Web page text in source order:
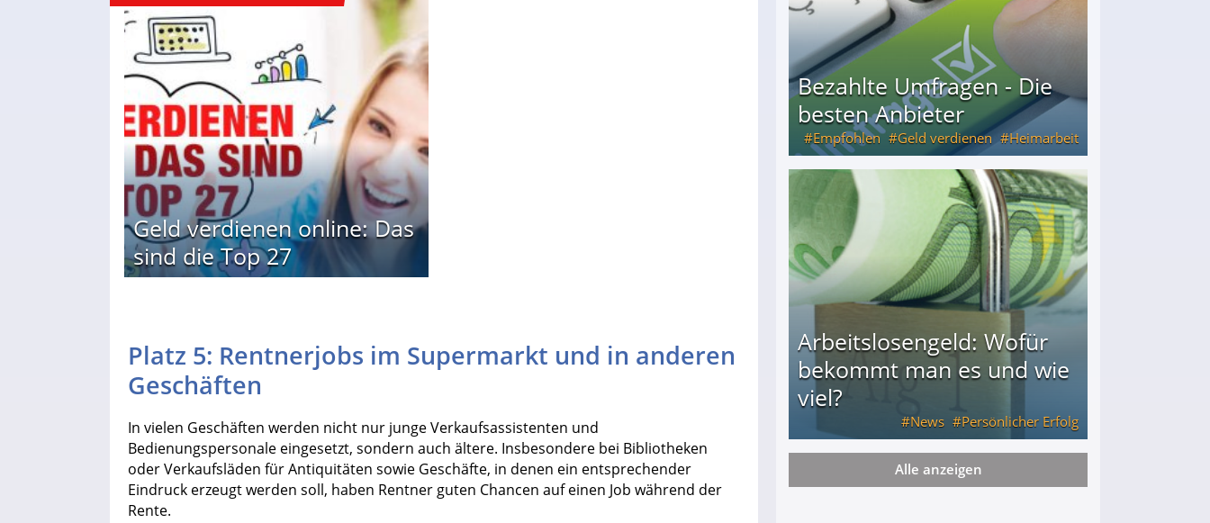
Geld verdienen online: Das
sind die Top 27
Platz 5: Rentnerjobs im Supermarkt und in anderen
Geschäften
In vielen Geschäften werden nicht nur junge Verkaufsassistenten und
Bedienungspersonale eingesetzt, sondern auch ältere. Insbesondere bei Bibliotheken
oder Verkaufsläden für Antiquitäten sowie Geschäfte, in denen ein entsprechender
Eindruck erzeugt werden soll, haben Rentner guten Chancen auf einen Job während der
Rente.
Bezahlte Umfragen - Die
besten Anbieter
Empfohlen Geld verdienen Heimarbeit
Arbeitslosengeld: Wofür
bekommt man es und wie
viel?
News Persönlicher Erfolg
Arbeitslosengeld: Wofür bekommt man es und wie viel?
Alle anzeigen